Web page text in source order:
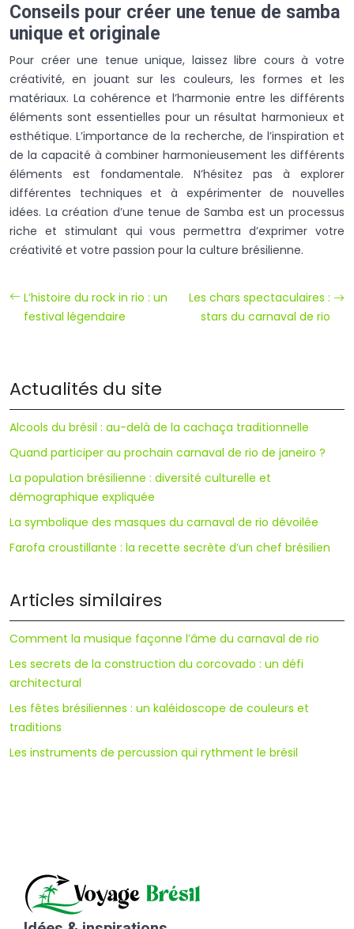
Conseils pour créer une tenue de samba
unique et originale
Pour créer une tenue unique, laissez libre cours à votre
créativité, en jouant sur les couleurs, les formes et les
matériaux. La cohérence et l’harmonie entre les différents
éléments sont essentielles pour un résultat harmonieux et
esthétique. L’importance de la recherche, de l’inspiration et
de la capacité à combiner harmonieusement les différents
éléments est fondamentale. N’hésitez pas à explorer
différentes techniques et à expérimenter de nouvelles
idées. La création d’une tenue de Samba est un processus
riche et stimulant qui vous permettra d’exprimer votre
créativité et votre passion pour la culture brésilienne.
L’histoire du rock in rio : un
festival légendaire
Les chars spectaculaires :
stars du carnaval de rio
Actualités du site
Alcools du brésil : au-delà de la cachaça traditionnelle
Quand participer au prochain carnaval de rio de janeiro ?
La population brésilienne : diversité culturelle et
démographique expliquée
La symbolique des masques du carnaval de rio dévoilée
Farofa croustillante : la recette secrète d’un chef brésilien
Articles similaires
Comment la musique façonne l’âme du carnaval de rio
Les secrets de la construction du corcovado : un défi
architectural
Les fêtes brésiliennes : un kaléidoscope de couleurs et
traditions
Les instruments de percussion qui rythment le brésil